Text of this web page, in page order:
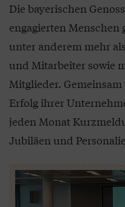
Die bayerischen
engagierten Menschen
unter anderem mehr
und Mitarbeiter sowie
Mitglieder.
Erfolg ihrer
jeden Monat
Jubiläen und